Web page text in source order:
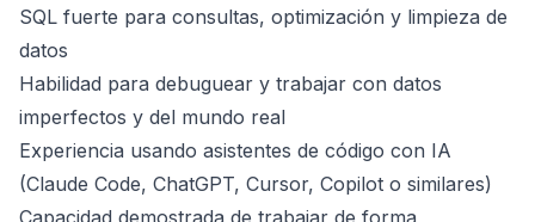
SQL fuerte para consultas, optimización y limpieza de
datos
Habilidad para debuguear y trabajar con datos
imperfectos y del mundo real
Experiencia usando asistentes de código con IA
(Claude Code, ChatGPT, Cursor, Copilot o similares)
Capacidad demostrada de trabajar de forma